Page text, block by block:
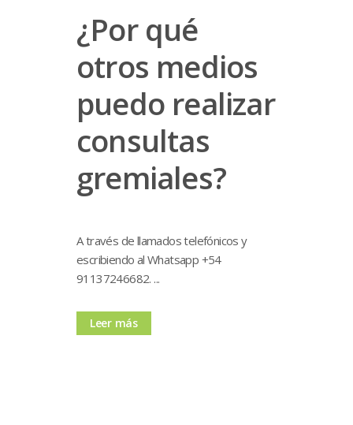
¿Por qué
otros medios
puedo realizar
consultas
gremiales?
A través de llamados telefónicos y
escribiendo al Whatsapp +54
91137246682. ...
Leer más